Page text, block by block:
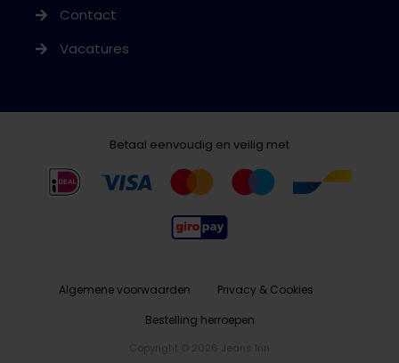
Contact
Vacatures
Betaal eenvoudig en veilig met
Algemene voorwaarden
Privacy & Cookies
Bestelling herroepen